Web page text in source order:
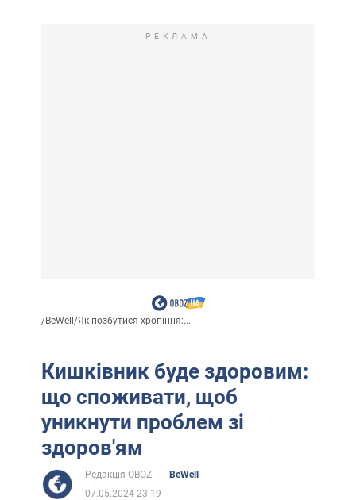
РЕКЛАМА
/BeWell/Як позбутися хропіння:...
Кишківник буде здоровим:
що споживати, щоб
уникнути проблем зі
здоров'ям
Редакція OBOZ
BeWell
07.05.2024 23:19